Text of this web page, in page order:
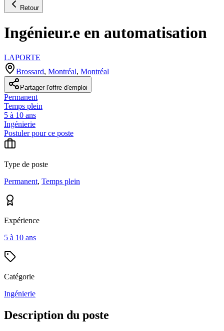
Retour
Ingénieur.e en automatisation
LAPORTE
Brossard, Montréal, Montréal
Partager l'offre d'emploi
Permanent
Temps plein
5 à 10 ans
Ingénierie
Postuler pour ce poste
Type de poste
Permanent, Temps plein
Expérience
5 à 10 ans
Catégorie
Ingénierie
Description du poste